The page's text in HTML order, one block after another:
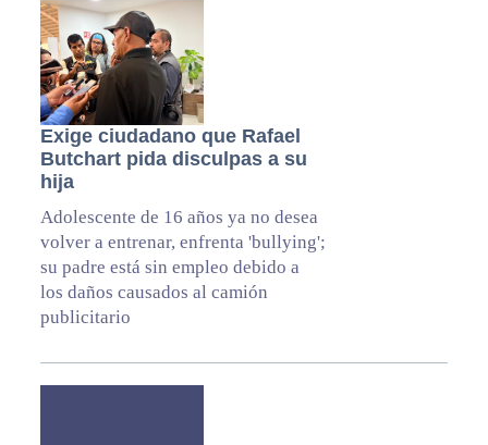
Exige ciudadano que Rafael
Butchart pida disculpas a su
hija
Adolescente de 16 años ya no desea
volver a entrenar, enfrenta 'bullying';
su padre está sin empleo debido a
los daños causados al camión
publicitario